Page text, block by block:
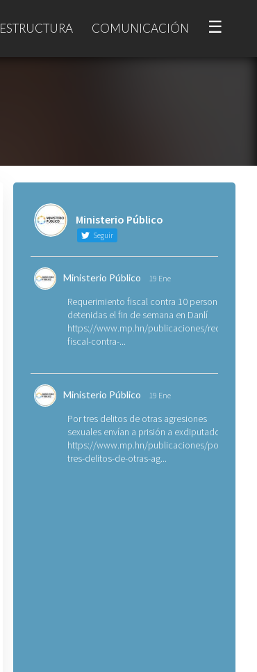
ESTRUCTURA COMUNICACIÓN ☰
Ministerio Público
Seguir
Ministerio Público 19 Ene
Requerimiento fiscal contra 10 personas
detenidas el fin de semana en Danlí
https://www.mp.hn/publicaciones/
fiscal-contra-...
Ministerio Público 19 Ene
Por tres delitos de otras agresiones
sexuales envían a prisión a exdiputado
https://www.mp.hn/publicaciones/por-
tres-delitos-de-otras-ag...